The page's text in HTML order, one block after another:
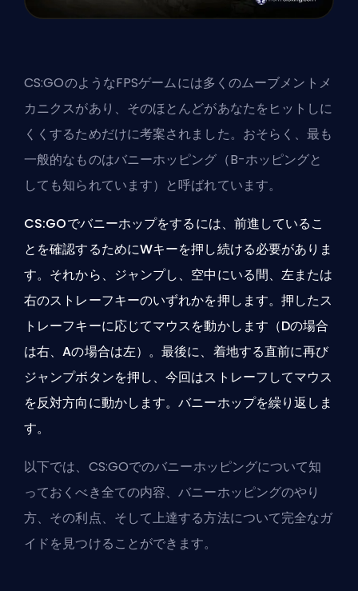
CS:GOのようなFPSゲームには多くのムーブメントメ
カニクスがあり、そのほとんどがあなたをヒットしに
くくするためだけに考案されました。おそらく、最も
一般的なものはバニーホッピング（B-ホッピングと
しても知られています）と呼ばれています。
CS:GOでバニーホップをするには、前進しているこ
とを確認するためにWキーを押し続ける必要がありま
す。それから、ジャンプし、空中にいる間、左または
右のストレーフキーのいずれかを押します。押したス
トレーフキーに応じてマウスを動かします（Dの場合
は右、Aの場合は左）。最後に、着地する直前に再び
ジャンプボタンを押し、今回はストレーフしてマウス
を反対方向に動かします。バニーホップを繰り返しま
す。
以下では、CS:GOでのバニーホッピングについて知
っておくべき全ての内容、バニーホッピングのやり
方、その利点、そして上達する方法について完全なガ
イドを見つけることができます。